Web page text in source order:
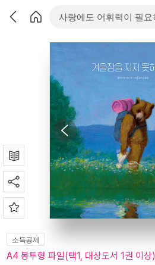
소득공제
A4 봉투형 파일(택1, 대상도서 1권 이상)